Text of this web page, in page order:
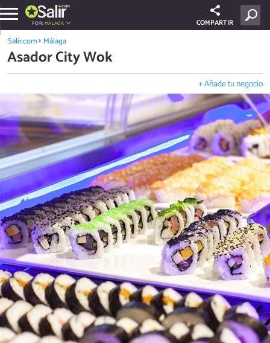
POR: MÁLAGA COMPARTIR
Salir.com Málaga
Asador City Wok
+ Añade tu negocio